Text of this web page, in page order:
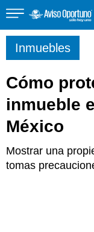
Inmuebles
Vehículos
Inmuebles
Cómo
inmueble
México
Mostrar una
tomas